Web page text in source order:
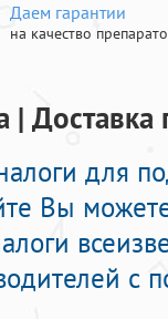
Даем гарантии
на качество
| Доставка
для
Вы
с